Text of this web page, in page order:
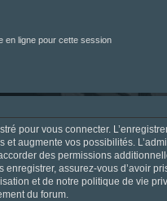
en ligne pour cette session
pour vous connecter.
et augmente vos possibilités.
des permissions
enregistrer, assurez-vous d’avoir
et de notre politique de vie
du forum.